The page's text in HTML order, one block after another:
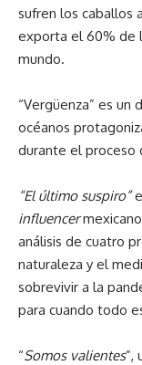
sufren los caballos
exporta el 60% de
mundo.
“Vergüenza” es
océanos
durante el proceso
“El último suspiro”
influencer
análisis de cuatro
naturaleza y el
sobrevivir a la
para cuando todo
“Somos valientes”,